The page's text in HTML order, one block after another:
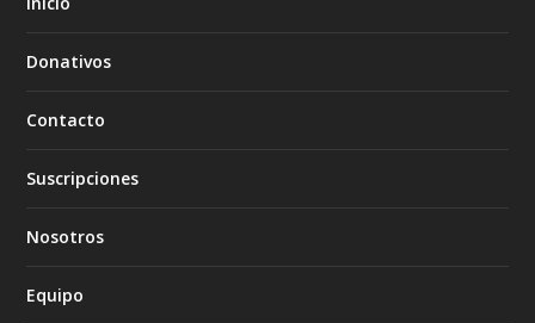
Donativos
Contacto
Suscripciones
Nosotros
Equipo